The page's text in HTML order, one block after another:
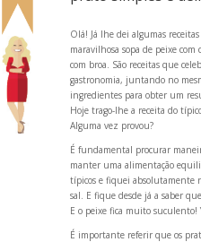
Olá! Já lhe dei algumas
maravilhosa sopa de peixe com
com broa . São receitas que
gastronomia, juntando no
ingredientes para obter um
Hoje trago-lhe a receita do
Alguma vez provou?
É fundamental procurar
manter uma alimentação
típicos e fiquei absolutamente
sal. E fique desde já a saber
E o peixe fica muito suculento!
É importante referir que os